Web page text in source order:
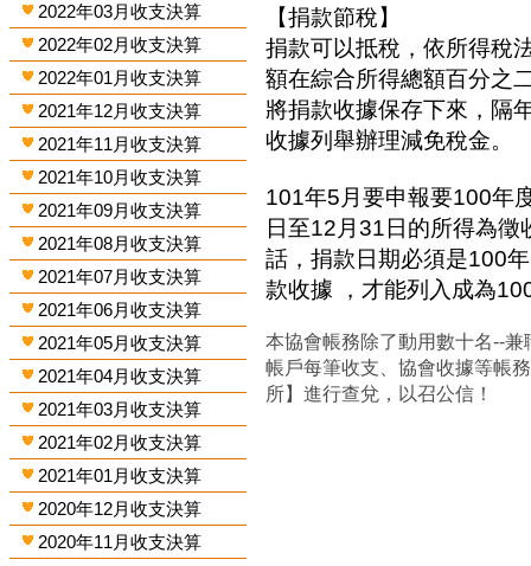
2022年03月收支決算
2022年02月收支決算
2022年01月收支決算
2021年12月收支決算
2021年11月收支決算
2021年10月收支決算
2021年09月收支決算
2021年08月收支決算
2021年07月收支決算
2021年06月收支決算
2021年05月收支決算
2021年04月收支決算
2021年03月收支決算
2021年02月收支決算
2021年01月收支決算
2020年12月收支決算
2020年11月收支決算
【捐款節稅】
捐款可以抵稅，依所得稅
額在綜合所得總額百分之
將捐款收據保存下來，隔
收據列舉辦理減免稅金。
101年5月要申報要100年
日至12月31日的所得為
話，捐款日期必須是100
款收據 ，才能列入成為
本協會帳務除了動用數十名--
帳戶每筆收支、協會收據等帳
所】進行查兌，以召公信！